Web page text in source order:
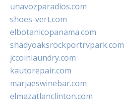
unavozparadios.com
shoes-vert.com
elbotanicopanama.com
shadyoaksrockportrvpark.com
jccoinlaundry.com
kautorepair.com
marjaeswinebar.com
elmazatlanclinton.com